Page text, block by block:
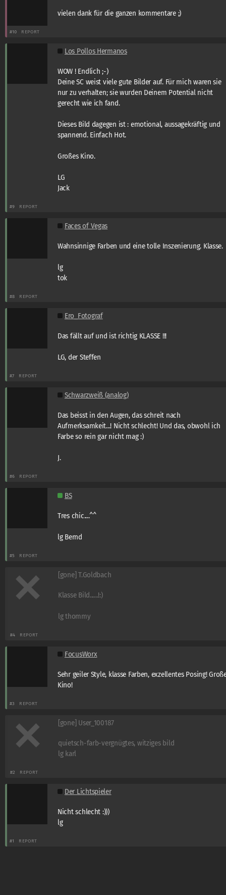
vielen dank für die ganzen kommentare ;)
#10 REPORT
Los Pollos Hermanos
WOW ! Endlich ;-)
Deine SC weist viele gute Bilder auf. Für mich waren sie
nur zu verhalten; sie wurden Deinem Potential nicht
gerecht wie ich fand.
Dieses Bild dagegen ist : emotional, aussagekräftig und
spannend. Einfach Hot.
Großes Kino.
LG
Jack
#9 REPORT
Faces of Vegas
Wahnsinnige Farben und eine tolle Inszenierung. Klasse.
lg
tok
#8 REPORT
Ero_Fotograf
Das fällt auf und ist richtig KLASSE !!!
LG, der Steffen
#7 REPORT
Schwarzweiß (analog)
Das beisst in den Augen, das schreit nach
Aufmerksamkeit...! Nicht schlecht! Und das, obwohl ich
Farbe so rein gar nicht mag :)
J.
#6 REPORT
BS
Tres chic....^^
lg Bernd
#5 REPORT
[gone] T.Goldbach
Klasse Bild......!:)
lg thommy
#4 REPORT
FocusWorx
Sehr geiler Style, klasse Farben, exzellentes Posing!
Kino!
#3 REPORT
[gone] User_100187
quietsch-farb-vergnügtes, witziges bild
lg karl
#2 REPORT
Der Lichtspieler
Nicht schlecht :)))
lg
#1 REPORT